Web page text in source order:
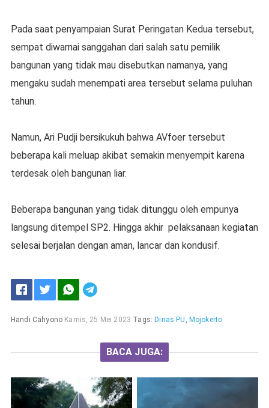
Pada saat penyampaian Surat Peringatan Kedua tersebut,
sempat diwarnai sanggahan dari salah satu pemilik
bangunan yang tidak mau disebutkan namanya, yang
mengaku sudah menempati area tersebut selama puluhan
tahun.
Namun, Ari Pudji bersikukuh bahwa AVfoer tersebut
beberapa kali meluap akibat semakin menyempit karena
terdesak oleh bangunan liar.
Beberapa bangunan yang tidak ditunggu oleh empunya
langsung ditempel SP2. Hingga akhir pelaksanaan kegiatan
selesai berjalan dengan aman, lancar dan kondusif.
Handi Cahyono Kamis, 25 Mei 2023 Tags: Dinas PU , Mojokerto
BACA JUGA: